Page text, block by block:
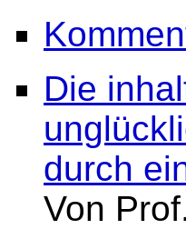
Die
durch
Von